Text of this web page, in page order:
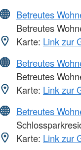
Betreutes
Betreutes
Karte: Link zur
Betreutes
Betreutes
Karte: Link zur
Betreutes
Karte: Link zur